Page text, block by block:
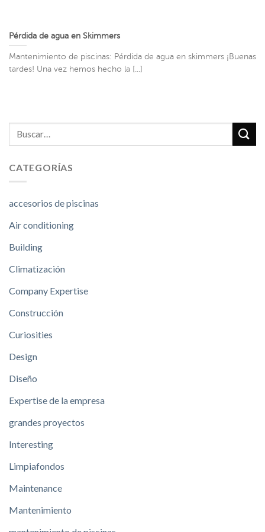
Pérdida de agua en Skimmers
Mantenimiento de piscinas: Pérdida de agua en skimmers ¡Buenas
tardes! Una vez hemos hecho la [...]
CATEGORÍAS
accesorios de piscinas
Air conditioning
Building
Climatización
Company Expertise
Construcción
Curiosities
Design
Diseño
Expertise de la empresa
grandes proyectos
Interesting
Limpiafondos
Maintenance
Mantenimiento